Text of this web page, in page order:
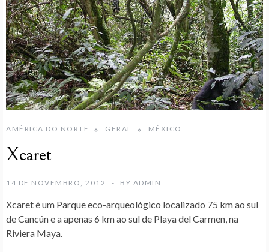
AMÉRICA DO NORTE GERAL MÉXICO
Xcaret
14 DE NOVEMBRO, 2012 BY ADMIN
Xcareté um Parque eco-arqueológico localizado 75 km ao sul
de Cancún e a apenas 6 km ao sul de Playa del Carmen, na
Riviera Maya.